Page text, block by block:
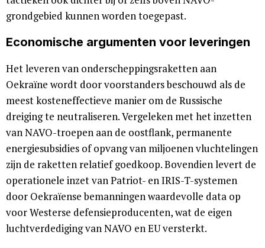
grondgebied kunnen worden toegepast.
Economische argumenten voor leveringen
Het leveren van onderscheppingsraketten aan
Oekraïne wordt door voorstanders beschouwd als de
meest kosteneffectieve manier om de Russische
dreiging te neutraliseren. Vergeleken met het inzetten
van NAVO-troepen aan de oostflank, permanente
energiesubsidies of opvang van miljoenen vluchtelingen
zijn de raketten relatief goedkoop. Bovendien levert de
operationele inzet van Patriot- en IRIS-T-systemen
door Oekraïense bemanningen waardevolle data op
voor Westerse defensieproducenten, wat de eigen
luchtverdediging van NAVO en EU versterkt.